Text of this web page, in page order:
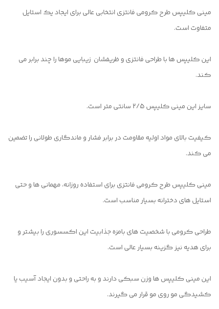
مینی کلیپس طرح كرومی فانتزی انتخابی عالی برای ایجاد یک استایل
متفاوت است.
این کلیپس ها با طراحی فانتزی و ظریفشان زیبایی موها را چند برابر می
کند.
‌سایز این مینی کلیپس 2/5 سانتی متر است.
کیفیت بالای مواد اولیه مقاومت در برابر فشار و ماندگاری طولانی را تضمین
می کند.
مینی کلیپس طرح كرومی فانتزی برای استفاده روزانه، مهمانی ها و حتی
استایل های دخترانه بسیار مناسب است.
طراحی کرومی با شخصیت های بامزه جذابیت این اکسسوری را بیشتر و
برای هدیه نیز گزینه بسیار عالی است.
این مینی کلیپس ها وزن سبکی دارند و به راحتی و بدون ايجاد آسیب یا
کشیدگی مو روی مو قرار می گیرند.